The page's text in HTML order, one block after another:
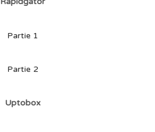
Partie 1
Partie 2
Uptobox